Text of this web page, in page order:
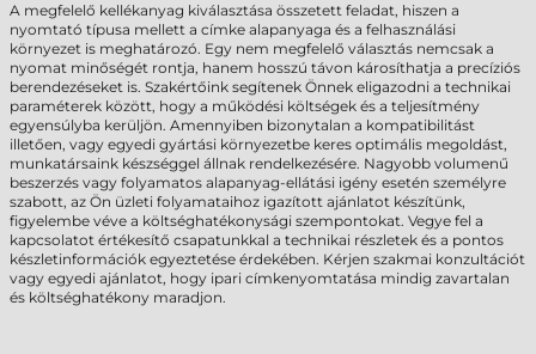
A megfelelő kellékanyag kiválasztása összetett feladat, hiszen a
nyomtató típusa mellett a címke alapanyaga és a felhasználási
környezet is meghatározó. Egy nem megfelelő választás nemcsak a
nyomat minőségét rontja, hanem hosszú távon károsíthatja a precíziós
berendezéseket is. Szakértőink segítenek Önnek eligazodni a technikai
paraméterek között, hogy a működési költségek és a teljesítmény
egyensúlyba kerüljön. Amennyiben bizonytalan a kompatibilitást
illetően, vagy egyedi gyártási környezetbe keres optimális megoldást,
munkatársaink készséggel állnak rendelkezésére. Nagyobb volumenű
beszerzés vagy folyamatos alapanyag-ellátási igény esetén személyre
szabott, az Ön üzleti folyamataihoz igazított ajánlatot készítünk,
figyelembe véve a költséghatékonysági szempontokat. Vegye fel a
kapcsolatot értékesítő csapatunkkal a technikai részletek és a pontos
készletinformációk egyeztetése érdekében. Kérjen szakmai konzultációt
vagy egyedi ajánlatot, hogy ipari címkenyomtatása mindig zavartalan
és költséghatékony maradjon.